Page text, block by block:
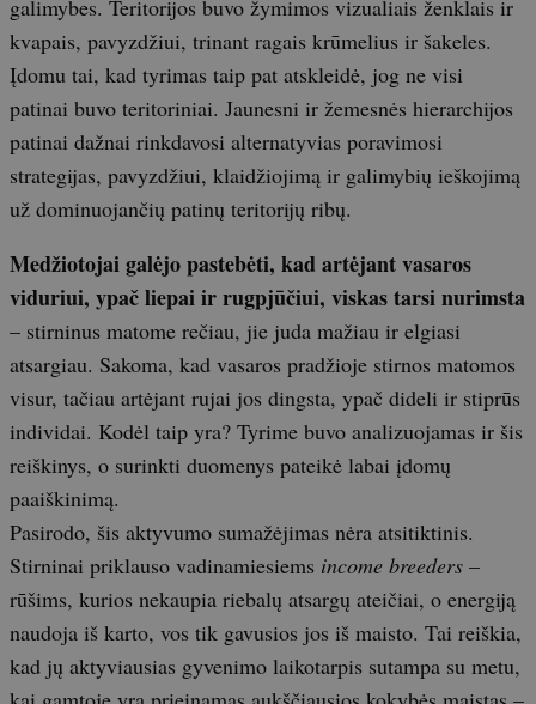
galimybes. Teritorijos buvo žymimos vizualiais ženklais ir
kvapais, pavyzdžiui, trinant ragais krūmelius ir šakeles.
Įdomu tai, kad tyrimas taip pat atskleidė, jog ne visi
patinai buvo teritoriniai. Jaunesni ir žemesnės hierarchijos
patinai dažnai rinkdavosi alternatyvias poravimosi
strategijas, pavyzdžiui, klaidžiojimą ir galimybių ieškojimą
už dominuojančių patinų teritorijų ribų.
Medžiotojai galėjo pastebėti, kad artėjant vasaros
viduriui, ypač liepai ir rugpjūčiui, viskas tarsi nurimsta
– stirninus matome rečiau, jie juda mažiau ir elgiasi
atsargiau. Sakoma, kad vasaros pradžioje stirnos matomos
visur, tačiau artėjant rujai jos dingsta, ypač dideli ir stiprūs
individai. Kodėl taip yra? Tyrime buvo analizuojamas ir šis
reiškinys, o surinkti duomenys pateikė labai įdomų
paaiškinimą.
Pasirodo, šis aktyvumo sumažėjimas nėra atsitiktinis.
Stirninai priklauso vadinamiesiems income breeders –
rūšims, kurios nekaupia riebalų atsargų ateičiai, o energiją
naudoja iš karto, vos tik gavusios jos iš maisto. Tai reiškia,
kad jų aktyviausias gyvenimo laikotarpis sutampa su metu,